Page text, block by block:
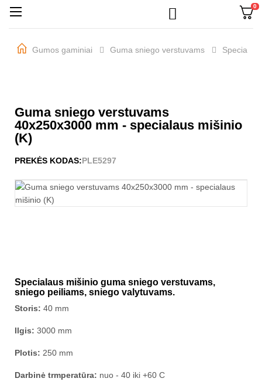
 0
Perjungti
☰
Gumos gaminiai Guma sniego verstuvams
Guma sniego verstuvams
40x250x3000 mm - specialaus mišinio
(K)
PREKĖS KODAS:PLE5297
Specialaus mišinio guma sniego verstuvams,
sniego peiliams, sniego valytuvams.
Storis: 40 mm
Ilgis: 3000 mm
Plotis: 250 mm
Darbinė trmperatūra: nuo - 40 iki +60 C